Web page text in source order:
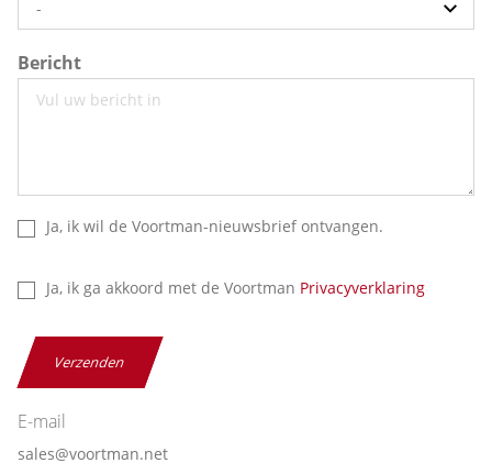
Bericht
Ja, ik wil de Voortman-nieuwsbrief ontvangen.
Ja, ik ga akkoord met de Voortman Privacyverklaring
Verzenden
E-mail
sales@voortman.net